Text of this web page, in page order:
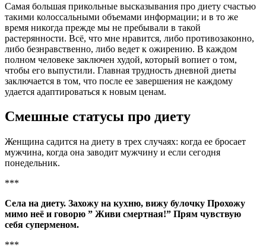
Самая большая прикольные высказывания про диету счастью
такими колоссальными объемами информации; и в то же
время никогда прежде мы не пребывали в такой
растерянности. Всё, что мне нравится, либо противозаконно,
либо безнравственно, либо ведет к ожирению. В каждом
полном человеке заключен худой, который вопиет о том,
чтобы его выпустили. Главная трудность дневной диеты
заключается в том, что после ее завершения не каждому
удается адаптироваться к новым ценам.
Смешные статусы про диету
Женщина садится на диету в трех случаях: когда ее бросает
мужчина, когда она заводит мужчину и если сегодня
понедельник.
***
Села на диету. Захожу на кухню, вижу булочку Прохожу
мимо неё и говорю ” Живи смертная!” Прям чувствую
себя суперменом.
***